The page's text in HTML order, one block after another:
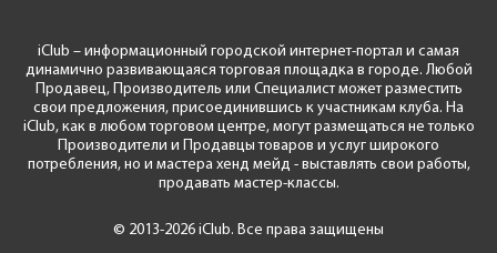
iClub – информационный городской интернет-портал и самая
динамично развивающаяся торговая площадка в городе. Любой
Продавец, Производитель или Специалист может разместить
свои предложения, присоединившись к участникам клуба. На
iClub, как в любом торговом центре, могут размещаться не только
Производители и Продавцы товаров и услуг широкого
потребления, но и мастера хенд мейд - выставлять свои работы,
продавать мастер-классы.
© 2013-2026 iClub. Все права защищены